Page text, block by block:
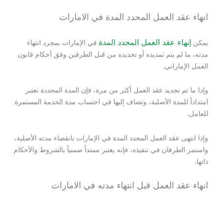
انهاء عقد العمل المحدد المدة في الامارات
يمكن إنهاء عقد العمل المحدد المدة في الإمارات بمجرد انتهاء
مدته، ما لم يتم تمديده أو تجديده من قبل الطرفين وفق أحكام قانون
العمل الإماراتي.
وإذا ما تم تجديد عقد العمل أكثر من مرة، فإن المدة المجددة تعتبر
امتداداً للمدة الأصلية، وتضاف إليها في احتساب مدة الخدمة المستمرة
للعامل.
وإذا انتهى عقد العمل المحدد المدة في الإمارات بانقضاء مدته الأصلية،
واستمر الطرفان في تنفيذه، فإنه يعتبر ممتداً ضمنياً بالشروط والأحكام
ذاتها.
انهاء عقد العمل قبل انتهاء مدته في الامارات